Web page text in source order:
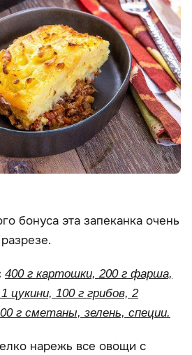
бонуса эта запеканка очень
400 г картошки, 200 г фарша,
цукини, 100 г грибов, 2
г сметаны, зелень, специи.
нарежь все овощи с